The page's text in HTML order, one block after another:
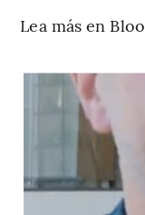
Lea más en